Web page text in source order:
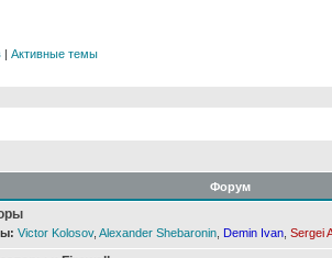
| Активные темы
Форум
Victor Kolosov, Alexander Shebaronin Demin Ivan Sergei